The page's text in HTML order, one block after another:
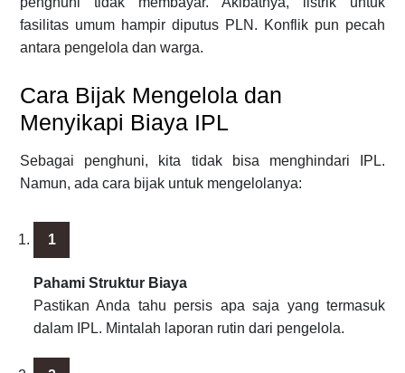
fasilitas umum hampir diputus PLN. Konflik pun pecah
antara pengelola dan warga.
Cara Bijak Mengelola dan
Menyikapi Biaya IPL
Sebagai penghuni, kita tidak bisa menghindari IPL.
Namun, ada cara bijak untuk mengelolanya:
Pahami Struktur Biaya
Pastikan Anda tahu persis apa saja yang termasuk
dalam IPL. Mintalah laporan rutin dari pengelola.